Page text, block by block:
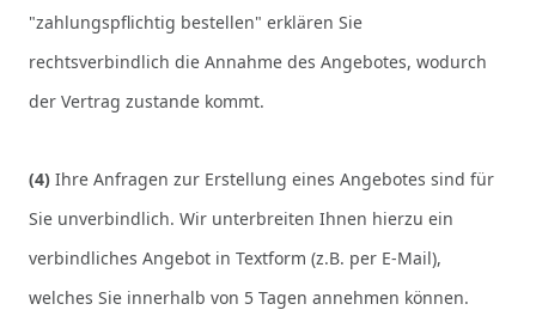
"zahlungspflichtig bestellen" erklären Sie
rechtsverbindlich die Annahme des Angebotes, wodurch
der Vertrag zustande kommt.
(4) Ihre Anfragen zur Erstellung eines Angebotes sind für
Sie unverbindlich. Wir unterbreiten Ihnen hierzu ein
verbindliches Angebot in Textform (z.B. per E-Mail),
welches Sie innerhalb von 5 Tagen annehmen können.